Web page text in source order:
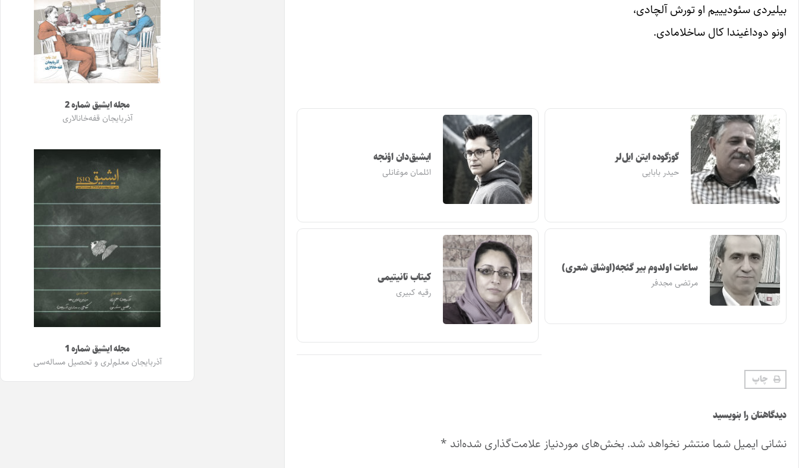
بیلیردی سئودیییم او تورش آلچادی،
اونو دوداغیندا کال ساخلامادی.
گوزگوده ایتن ایل‌لر
حیدر بابایی
ایشیق‌دان اؤنجه
ائلمان موغانلی
ساعات اولدوم بیر گئجه(اوشاق شعری)
مرتضی مجدفر کیتاب تانیتیمی
رقیه کبیری
چاپ
دیدگاهتان را بنویسید
نشانی ایمیل شما منتشر نخواهد شد. بخش‌های موردنیاز علامت‌گذاری شده‌اند *
مجله ایشیق شماره 2
آذربایجان قفه‌خانالاری
مجله ایشیق شماره 1
آذربایجان معلم‌لری و تحصیل مساله‌سی